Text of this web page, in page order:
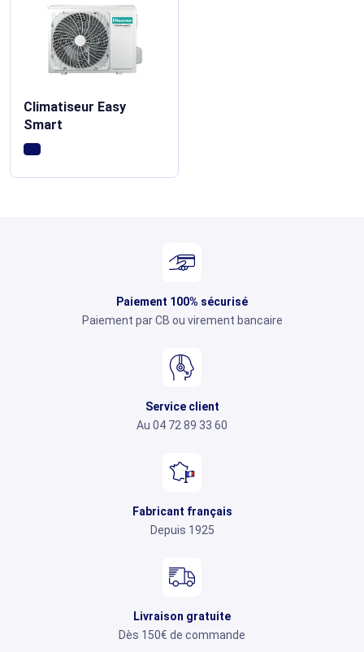
Climatiseur Easy
Smart
Paiement 100% sécurisé
Paiement par CB ou virement bancaire
Service client
Au 04 72 89 33 60
Fabricant français
Depuis 1925
Livraison gratuite
Dès 150€ de commande